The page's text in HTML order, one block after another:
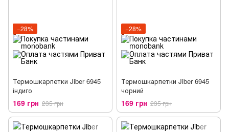
−28%
Термошкарпетки Jiber 6945
індиго
169 грн 235 грн
−28%
Термошкарпетки Jiber 6945
чорний
169 грн 235 грн